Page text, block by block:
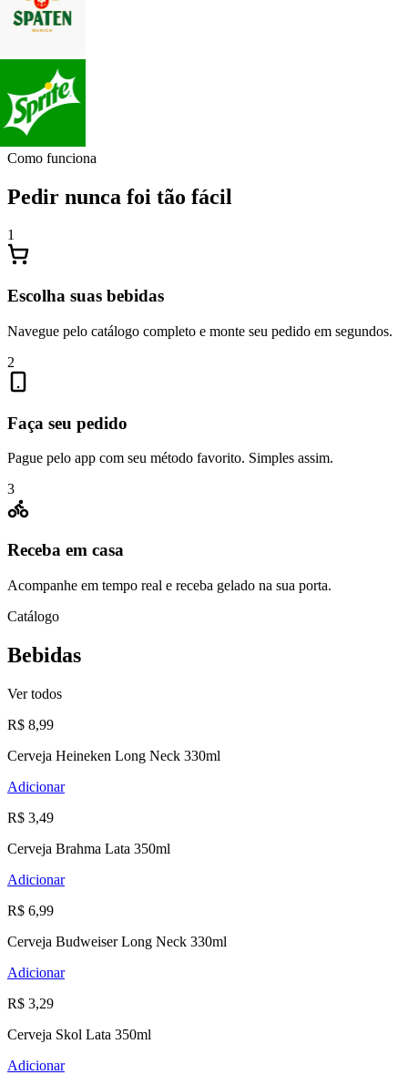
Como funciona
Pedir nunca foi tão fácil
1
Escolha suas bebidas
Navegue pelo catálogo completo e monte seu pedido em segundos.
2
Faça seu pedido
Pague pelo app com seu método favorito. Simples assim.
3
Receba em casa
Acompanhe em tempo real e receba gelado na sua porta.
Catálogo
Bebidas
Ver todos
R$ 8,99
Cerveja Heineken Long Neck 330ml
Adicionar
R$ 3,49
Cerveja Brahma Lata 350ml
Adicionar
R$ 6,99
Cerveja Budweiser Long Neck 330ml
Adicionar
R$ 3,29
Cerveja Skol Lata 350ml
Adicionar